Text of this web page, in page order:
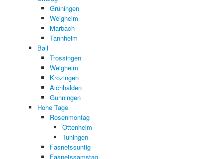
Grüningen
Weigheim
Marbach
Tannheim
Ball
Trossingen
Weigheim
Krozingen
Aichhalden
Gunningen
Hohe Tage
Rosenmontag
Ottenheim
Tuningen
Fasnetssuntig
Fasnetssamstag